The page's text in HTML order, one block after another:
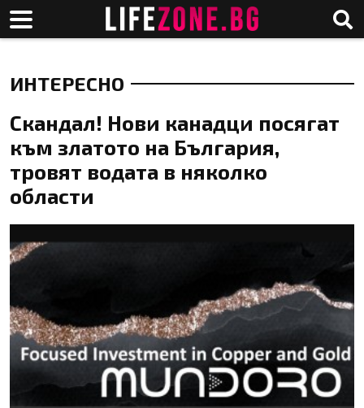
ИНТЕРЕСНО
Скандал! Нови канадци посягат
към златото на България,
тровят водата в няколко
области